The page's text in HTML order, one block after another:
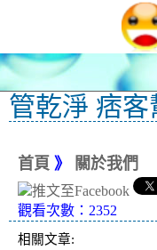
管乾淨 痞客
首頁 》 關於我們
觀看次數：2352
相關文章: